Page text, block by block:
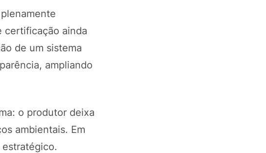
certificação ainda
de um sistema
ampliando
o produtor deixa
ambientais. Em